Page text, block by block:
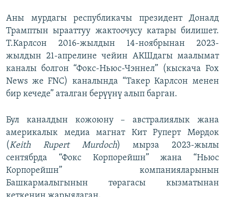
Аны мурдагы республикачы президент Доналд
Трамптын ырааттуу жактоочусу катары билишет.
Т.Карлсон 2016-жылдын 14-ноябрынан 2023-
жылдын 21-апрелине чейин АКШдагы маалымат
каналы болгон “Фокс-Ньюс-Чэннел” (кыскача Fox
News же FNC) каналында “Такер Карлсон менен
бир кечеде” аталган берүүнү алып барган.
Бул каналдын кожоюну – австралиялык жана
америкалык медиа магнат Кит Руперт Мөрдок
(Keith Rupert Murdoch) мырза 2023-жылы
сентябрда “Фокс Корпорейшн” жана “Ньюс
Корпорейшн” компанияларынын
Башкармалыгынын төрагасы кызматынан